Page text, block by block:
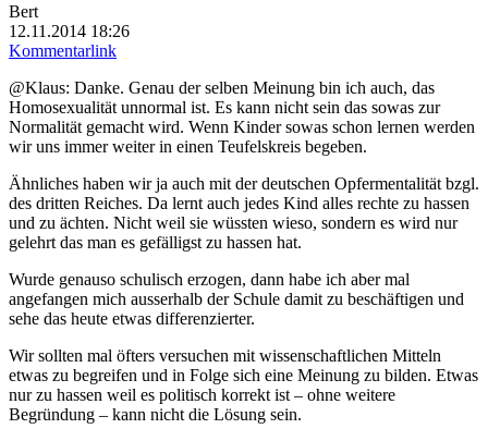
Bert
12.11.2014 18:26
Kommentarlink
@Klaus: Danke. Genau der selben Meinung bin ich auch, das
Homosexualität unnormal ist. Es kann nicht sein das sowas zur
Normalität gemacht wird. Wenn Kinder sowas schon lernen werden
wir uns immer weiter in einen Teufelskreis begeben.
Ähnliches haben wir ja auch mit der deutschen Opfermentalität bzgl.
des dritten Reiches. Da lernt auch jedes Kind alles rechte zu hassen
und zu ächten. Nicht weil sie wüssten wieso, sondern es wird nur
gelehrt das man es gefälligst zu hassen hat.
Wurde genauso schulisch erzogen, dann habe ich aber mal
angefangen mich ausserhalb der Schule damit zu beschäftigen und
sehe das heute etwas differenzierter.
Wir sollten mal öfters versuchen mit wissenschaftlichen Mitteln
etwas zu begreifen und in Folge sich eine Meinung zu bilden. Etwas
nur zu hassen weil es politisch korrekt ist – ohne weitere
Begründung – kann nicht die Lösung sein.